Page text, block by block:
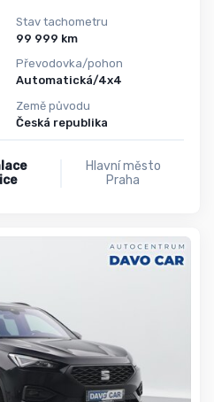
Stav tachometru
99 999 km
Převodovka/pohon
Automatická/4x4
Země původu
Česká republika
Hlavní město
Praha